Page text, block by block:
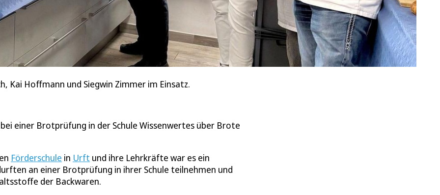
Kai Hoffmann und Siegwin Zimmer im Einsatz.
einer Brotprüfung in der Schule Wissenwertes über Brote
Förderschule in Urft und ihre Lehrkräfte war es ein
an einer Brotprüfung in ihrer Schule teilnehmen und
der Backwaren.